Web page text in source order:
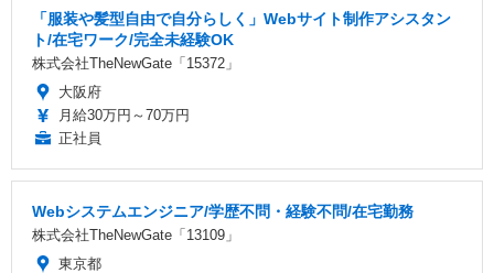
「服装や髪型自由で自分らしく」Webサイト制作アシスタン
ト/在宅ワーク/完全未経験OK
株式会社TheNewGate「15372」
大阪府
月給30万円～70万円
正社員
Webシステムエンジニア/学歴不問・経験不問/在宅勤務
株式会社TheNewGate「13109」
東京都